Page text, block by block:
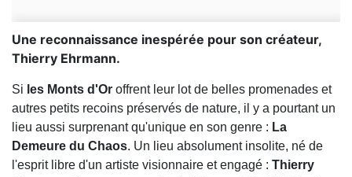
Une reconnaissance inespérée pour son créateur,
Thierry Ehrmann.
Si les Monts d'Or offrent leur lot de belles promenades et
autres petits recoins préservés de nature, il y a pourtant un
lieu aussi surprenant qu'unique en son genre : La
Demeure du Chaos. Un lieu absolument insolite, né de
l'esprit libre d'un artiste visionnaire et engagé : Thierry